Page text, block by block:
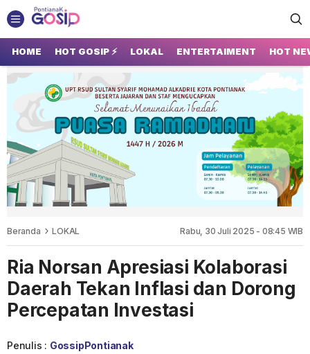
GOSIP PONTIANAK
Tempatnya Gosip Terupdate Pontianak
HOME HOT GOSIP ⚡ LOKAL ENTERTAIMENT HOT
Beranda LOKAL Rabu, 30 Juli 2025 - 08:45 WIB
Ria Norsan Apresiasi Kolaborasi
Daerah Tekan Inflasi dan Dorong
Percepatan Investasi
Penulis : GossipPontianak